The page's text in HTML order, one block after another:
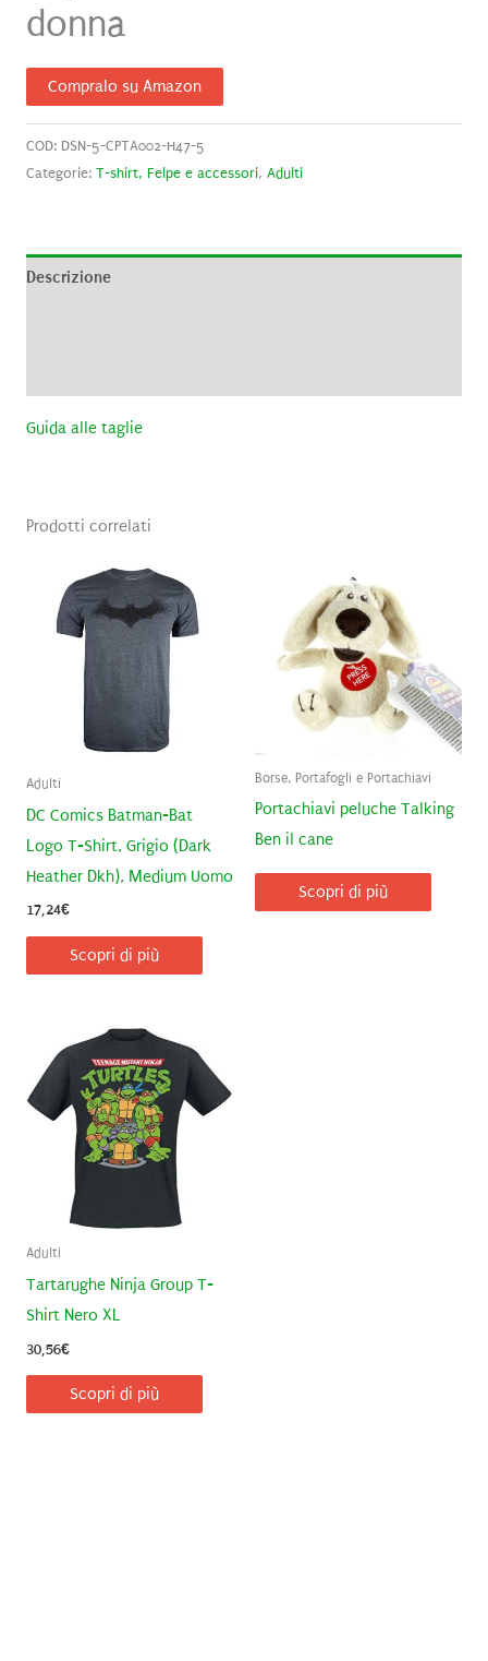
donna
Compralo su Amazon
COD: DSN-5-CPTA002-H47-5
Categorie: T-shirt, Felpe e accessori, Adulti
Descrizione
Guida alle taglie
Prodotti correlati
Adulti
DC Comics Batman-Bat
Logo T-Shirt, Grigio (Dark
Heather Dkh), Medium Uomo
17,24€
Scopri di più
Borse, Portafogli e Portachiavi
Portachiavi peluche Talking
Ben il cane
Scopri di più
Adulti
Tartarughe Ninja Group T-
Shirt Nero XL
30,56€
Scopri di più